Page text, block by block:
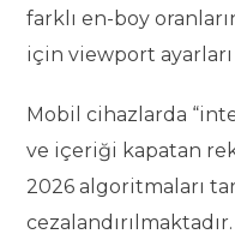
farklı en-boy
için viewport
Mobil cihazlarda
ve içeriği kapatan
2026 algoritmaları